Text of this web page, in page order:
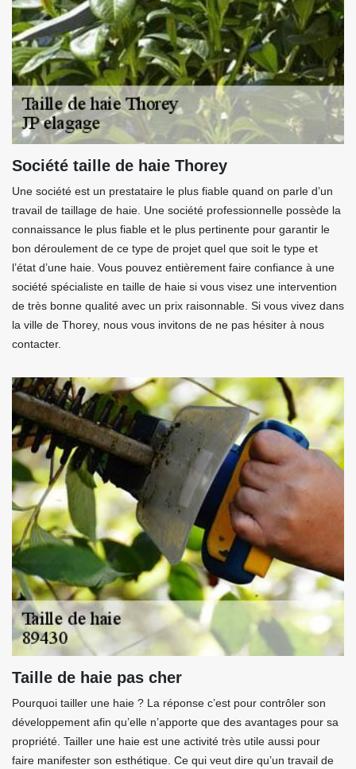
Société taille de haie Thorey
Une société est un prestataire le plus fiable quand on parle d’un
travail de taillage de haie. Une société professionnelle possède la
connaissance le plus fiable et le plus pertinente pour garantir le
bon déroulement de ce type de projet quel que soit le type et
l’état d’une haie. Vous pouvez entièrement faire confiance à une
société spécialiste en taille de haie si vous visez une intervention
de très bonne qualité avec un prix raisonnable. Si vous vivez dans
la ville de Thorey, nous vous invitons de ne pas hésiter à nous
contacter.
Taille de haie pas cher
Pourquoi tailler une haie ? La réponse c’est pour contrôler son
développement afin qu’elle n’apporte que des avantages pour sa
propriété. Tailler une haie est une activité très utile aussi pour
faire manifester son esthétique. Ce qui veut dire qu’un travail de